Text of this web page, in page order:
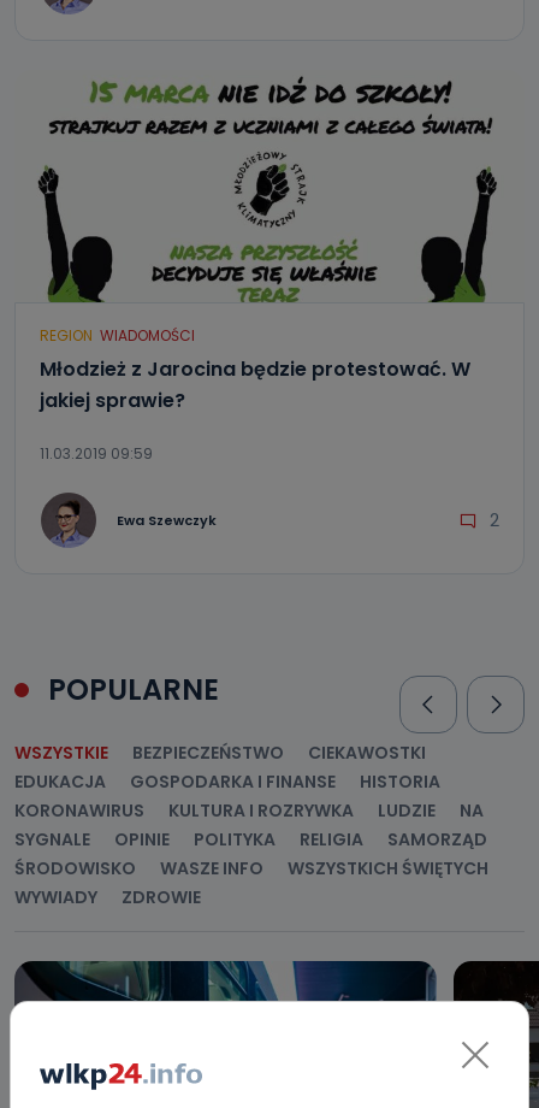
REGION WIADOMOŚCI
Młodzież z Jarocina będzie protestować. W
jakiej sprawie?
11.03.2019 09:59
Ewa Szewczyk 2
POPULARNE
WSZYSTKIE BEZPIECZEŃSTWO
CIEKAWOSTKI
EDUKACJA
GOSPODARKA I FINANSE
HISTORIA
KORONAWIRUS
KULTURA I ROZRYWKA LUDZIE
NA
SYGNALE
OPINIE POLITYKA RELIGIA
SAMORZĄD
ŚRODOWISKO
WASZE INFO
WSZYSTKICH ŚWIĘTYCH
WYWIADY
ZDROWIE